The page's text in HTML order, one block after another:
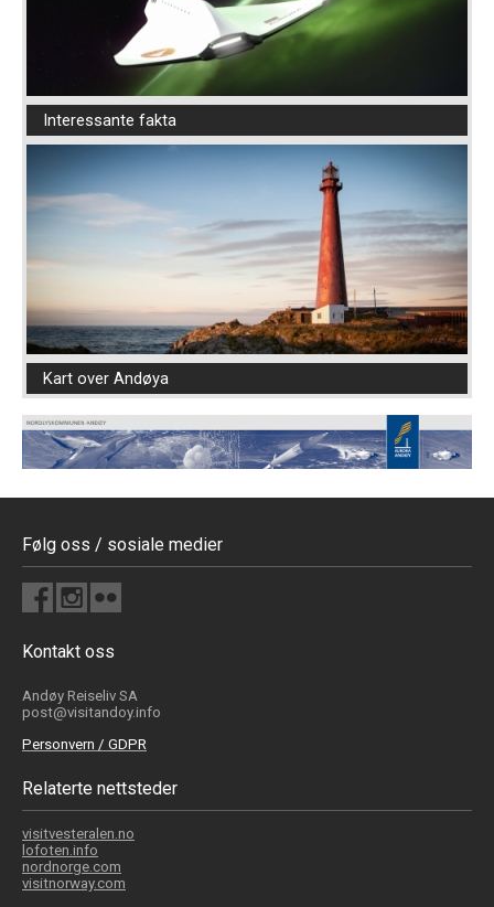
Interessante fakta
Kart over Andøya
Følg oss / sosiale medier
Kontakt oss
Andøy Reiseliv SA
post@visitandoy.info
Personvern / GDPR
Relaterte nettsteder
visitvesteralen.no
lofoten.info
nordnorge.com
visitnorway.com